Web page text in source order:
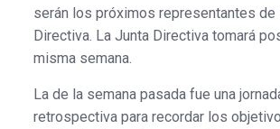
serán los próximos representantes de
Directiva. La Junta Directiva tomará
misma semana.
La de la semana pasada fue una
retrospectiva para recordar los